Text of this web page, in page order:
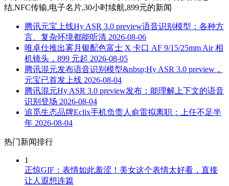
结,NFC传输,电子名片,30小时续航,899元的新闻
腾讯元宝上线Hy ASR 3.0 preview语音识别模型：各种方
言、复杂环境都能听清 2026-08-06
唯卓仕推出雾月银配色富士 X 卡口 AF 9/15/25mm Air 相
机镜头，899 元起 2026-08-05
腾讯混元发布语音识别模型&nbsp;Hy ASR 3.0 preview，
元宝已首发上线 2026-08-04
腾讯混元Hy ASR 3.0 preview发布：能理解上下文的语音
识别登场 2026-08-04
追觅生态品牌Eclix手机负责人俞雷拟离职：上任不足半
年 2026-08-04
热门新闻排行
1
正惊GIF：表情如此羞涩！美女这个表情太好看，直接
让人遐想连篇